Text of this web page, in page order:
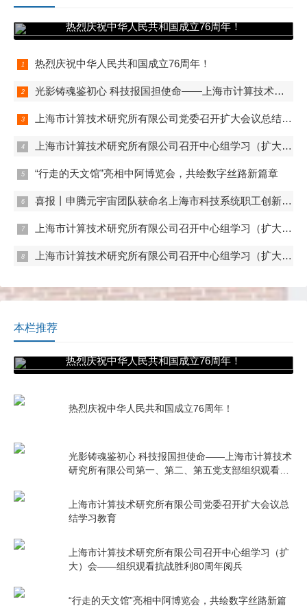
热烈庆祝中华人民共和国成立76周年！
热烈庆祝中华人民共和国成立76周年！
光影铸魂鉴初心 科技报国担使命——上海市计算技术研究所有限公司第一、第二、第五党支部组织观看电影《731》
上海市计算技术研究所有限公司党委召开扩大会议总结学习教育
上海市计算技术研究所有限公司召开中心组学习（扩大）会——组织观看抗战胜利80周年阅兵
“行走的天文馆”亮相中阿博览会，共绘数字丝路新篇章
喜报丨申腾元宇宙团队获命名上海市科技系统职工创新工作室
上海市计算技术研究所有限公司召开中心组学习（扩大）会——专题学习内控管理
上海市计算技术研究所有限公司召开中心组学习（扩大）会——专题学习数据流通与数据合规 数据产权与公共数据授权运营
本栏推荐
热烈庆祝中华人民共和国成立76周年！
热烈庆祝中华人民共和国成立76周年！
光影铸魂鉴初心 科技报国担使命——上海市计算技术
研究所有限公司第一、第二、第五党支部组织观看电
上海市计算技术研究所有限公司党委召开扩大会议总
结学习教育
上海市计算技术研究所有限公司召开中心组学习（扩
大）会——组织观看抗战胜利80周年阅兵
“行走的天文馆”亮相中阿博览会，共绘数字丝路新篇